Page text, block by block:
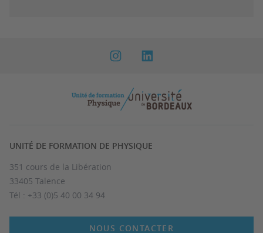
UNITÉ DE FORMATION DE PHYSIQUE
351 cours de la Libération
33405 Talence
Tél : +33 (0)5 40 00 34 94
NOUS CONTACTER